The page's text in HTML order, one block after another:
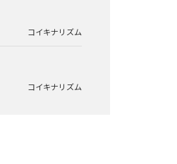
コイキナリズム
コイキナリズム